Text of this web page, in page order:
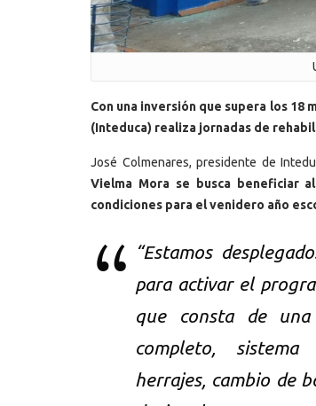
Con una inversión que supera los
(Inteduca) realiza jornadas de
José Colmenares, presidente de
Vielma Mora se busca beneficiar
condiciones para el venidero año
“Estamos
para activar el
que consta de
completo, sistema
herrajes, cambio de